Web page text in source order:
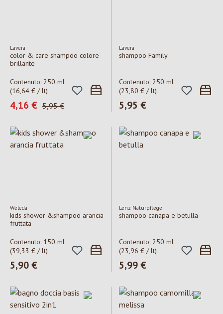
Lavera
color & care shampoo colore
brillante
Contenuto: 250 ml
(16,64 € / lt)
Prezzo di vendita:
4,16 € Prezzo normale:
5,95 €
Lavera
shampoo Family
Contenuto: 250 ml
(23,80 € / lt)
Prezzo normale:
5,95 €
Weleda
kids shower &shampoo arancia
fruttata
Contenuto: 150 ml
(39,33 € / lt)
Prezzo normale:
5,90 €
Lenz Naturpflege
shampoo canapa e betulla
Contenuto: 250 ml
(23,96 € / lt)
Prezzo normale:
5,99 €